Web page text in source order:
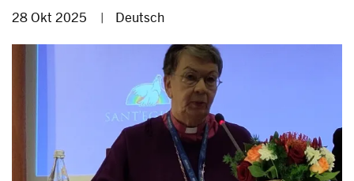
28 Okt 2025 | Deutsch